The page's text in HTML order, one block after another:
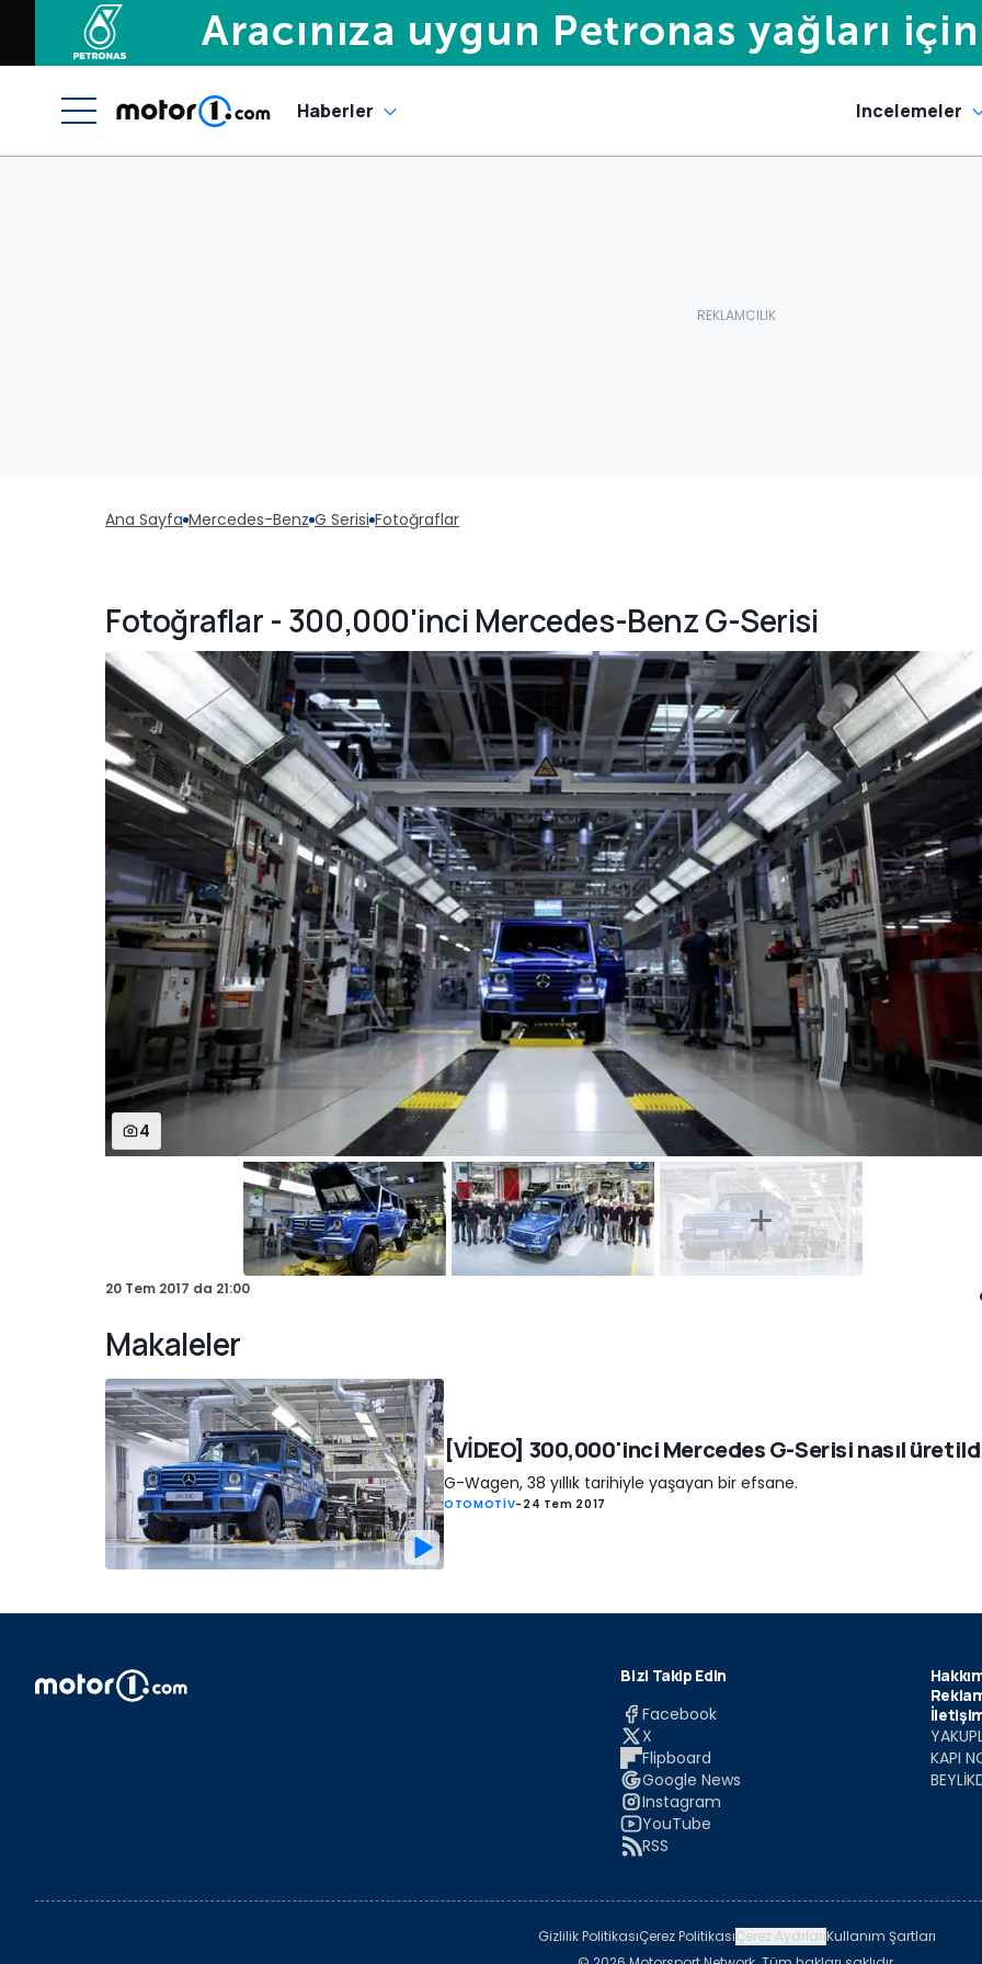
Haberler Incelemeler
Ana Sayfa Mercedes-Benz G Serisi Fotoğraflar
Fotoğraflar - 300,000'inci Mercedes-Benz G-Serisi
4
20 Tem 2017 da 21:00
Makaleler
[VİDEO] 300,000'inci Mercedes G-Serisi nasıl
G-Wagen, 38 yıllık tarihiyle yaşayan bir efsane.
OTOMOTİV- 24 Tem 2017
Bizi Takip Edin
Facebook
X
Flipboard
Google News
Instagram
YouTube
RSS
KAPI
Gizlilik PolitikasıÇerez PolitikasıÇerez AyarlarıKullanım Şartları